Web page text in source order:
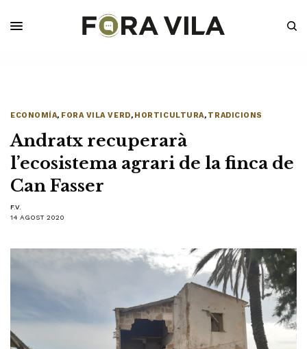
ECONOMÍA, FORA VILA VERD, HORTICULTURA, TRADICIONS
Andratx recuperarà
l’ecosistema agrari de la finca de
Can Fasser
F.V.
14 AGOST 2020